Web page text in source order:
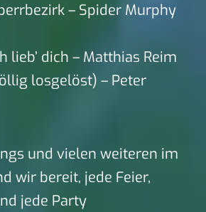
– Spider Murphy
lieb’ dich – Matthias Reim
losgelöst) – Peter
und vielen weiteren im
wir bereit, jede Feier,
jede Party